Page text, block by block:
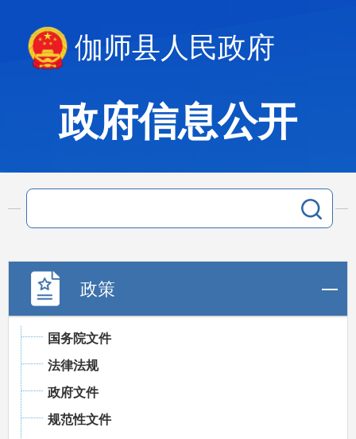
伽师县人民政府
政府信息公开
政策
国务院文件
法律法规
政府文件
规范性文件